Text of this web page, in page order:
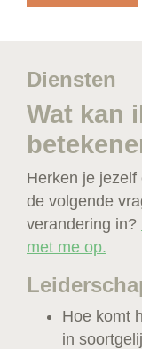
Diensten
Wat kan
Herken je
de volgende
verandering in?
met me op.
Hoe komt
in